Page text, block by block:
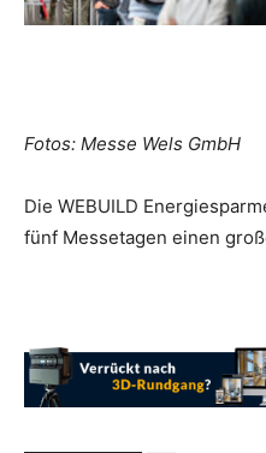
Fotos: Messe Wels GmbH
Die WEBUILD
fünf Messetagen einen